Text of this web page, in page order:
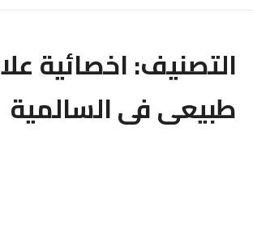
التصنيف:اخصائية علاج
طبيعى فى السالمية